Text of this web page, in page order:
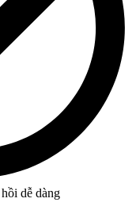
dễ dàng